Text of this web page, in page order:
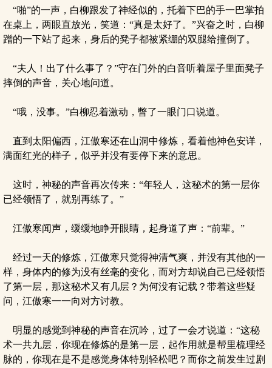
“啪”的一声，白柳跟发了神经似的，托着下巴的手一巴掌拍
在桌上，两眼直放光，笑道：“真是太好了。”兴奋之时，白柳
蹭的一下站了起来，身后的凳子都被紧绷的双腿给撞倒了。
“夫人！出了什么事了？”守在门外的白音听着屋子里面凳子
摔倒的声音，关心地问道。
“哦，没事。”白柳忍着激动，瞥了一眼门口说道。
直到太阳偏西，江傲寒还在山洞中修炼，看着他神色安详，
满面红光的样子，似乎并没有要停下来的意思。
这时，神秘的声音再次传来：“年轻人，这秘术的第一层你
已经领悟了，就别再练了。”
江傲寒闻声，缓缓地睁开眼睛，起身道了声：“前辈。”
经过一天的修炼，江傲寒只觉得神清气爽，并没有其他的一
样，身体内的修为没有丝毫的变化，而对方却说自己已经领悟
了第一层，那这秘术又有几层？为何没有记载？带着这些疑
问，江傲寒一一向对方讨教。
明显的感觉到神秘的声音在沉吟，过了一会才说道：“这秘
术一共九层，你现在修炼的是第一层，起作用就是帮里梳理经
脉的，你现在是不是感觉身体特别轻松吧？而你之前发生过剧